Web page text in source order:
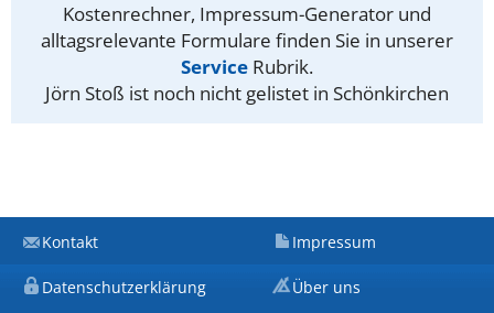
Kostenrechner, Impressum-Generator und
alltagsrelevante Formulare finden Sie in unserer
Service Rubrik.
Jörn Stoß ist noch nicht gelistet in Schönkirchen
Kontakt Impressum
Datenschutzerklärung Über uns